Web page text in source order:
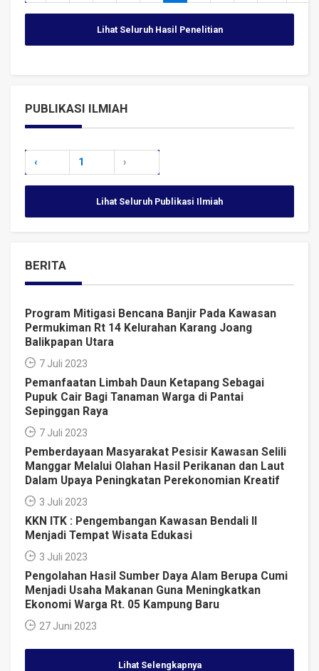
Lihat Seluruh Hasil Penelitian
PUBLIKASI ILMIAH
‹ 1 ›
Lihat Seluruh Publikasi Ilmiah
BERITA
Program Mitigasi Bencana Banjir Pada Kawasan
Permukiman Rt 14 Kelurahan Karang Joang
Balikpapan Utara
7 Juli 2023
Pemanfaatan Limbah Daun Ketapang Sebagai
Pupuk Cair Bagi Tanaman Warga di Pantai
Sepinggan Raya
7 Juli 2023
Pemberdayaan Masyarakat Pesisir Kawasan Selili
Manggar Melalui Olahan Hasil Perikanan dan Laut
Dalam Upaya Peningkatan Perekonomian Kreatif
3 Juli 2023
KKN ITK : Pengembangan Kawasan Bendali II
Menjadi Tempat Wisata Edukasi
3 Juli 2023
Pengolahan Hasil Sumber Daya Alam Berupa Cumi
Menjadi Usaha Makanan Guna Meningkatkan
Ekonomi Warga Rt. 05 Kampung Baru
27 Juni 2023
Lihat Selengkapnya